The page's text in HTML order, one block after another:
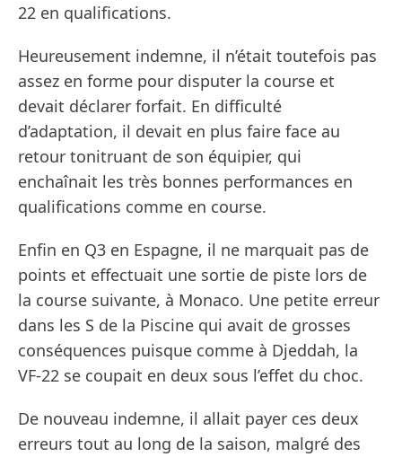
22 en qualifications.
Heureusement indemne, il n’était toutefois pas
assez en forme pour disputer la course et
devait déclarer forfait. En difficulté
d’adaptation, il devait en plus faire face au
retour tonitruant de son équipier, qui
enchaînait les très bonnes performances en
qualifications comme en course.
Enfin en Q3 en Espagne, il ne marquait pas de
points et effectuait une sortie de piste lors de
la course suivante, à Monaco. Une petite erreur
dans les S de la Piscine qui avait de grosses
conséquences puisque comme à Djeddah, la
VF-22 se coupait en deux sous l’effet du choc.
De nouveau indemne, il allait payer ces deux
erreurs tout au long de la saison, malgré des